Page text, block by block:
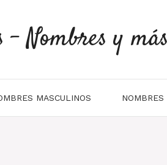
- Nombres y más
MASCULINOS